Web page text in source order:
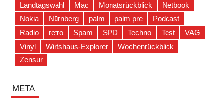
Landtagswahl
Mac Monatsrückblick
Netbook
Nokia
Nürnberg palm palm pre
Podcast
Radio
retro Spam SPD Techno Test
VAG
Vinyl
Wirtshaus-Explorer
Wochenrückblick
Zensur
META